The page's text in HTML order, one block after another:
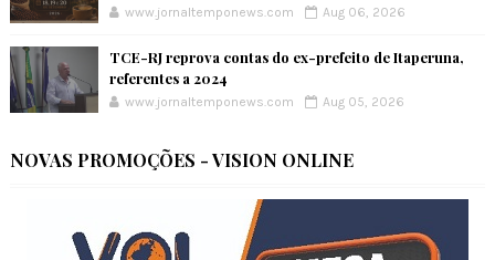
www.jornaltemponews.com Aug 06, 2026
TCE-RJ reprova contas do ex-prefeito de Itaperuna,
referentes a 2024
www.jornaltemponews.com Aug 05, 2026
NOVAS PROMOÇÕES - VISION ONLINE